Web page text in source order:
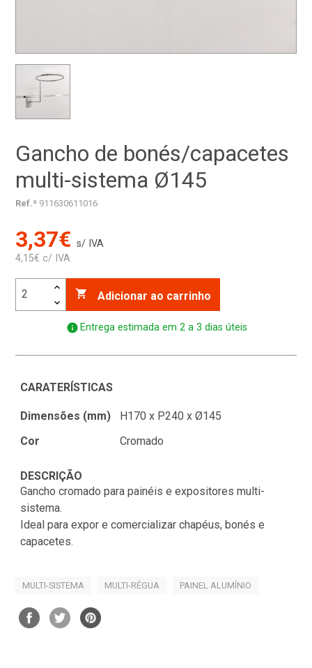
Gancho de bonés/capacetes
multi-sistema Ø145
Ref.ª 911630611016
3,37€ s/ IVA
4,15€ c/ IVA
 Adicionar ao carrinho
info Entrega estimada em 2 a 3 dias úteis
CARATERÍSTICAS
Dimensões (mm)
H170 x P240 x Ø145
Cor
Cromado
DESCRIÇÃO
Gancho cromado para painéis e expositores multi-
sistema.
Ideal para expor e comercializar chapéus, bonés e
capacetes.
MULTI-SISTEMA MULTI-RÉGUA PAINEL ALUMÍNIO